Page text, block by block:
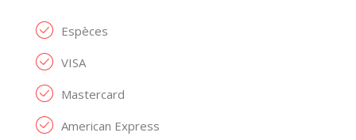
Espèces
VISA
Mastercard
American Express